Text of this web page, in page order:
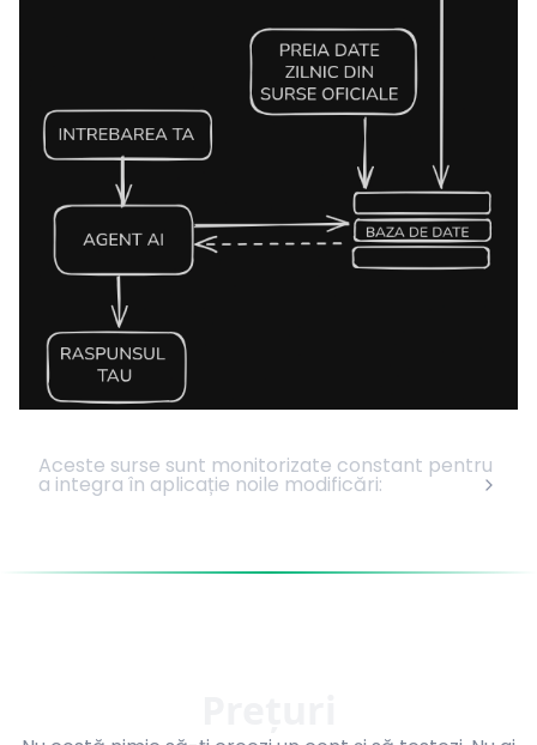
Aceste surse sunt monitorizate constant pentru
a integra în aplicație noile modificări: